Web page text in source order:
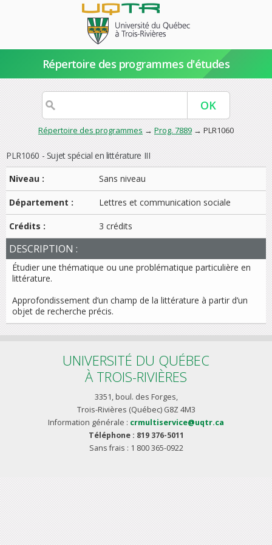
Répertoire des programmes d'études
Répertoire des programmes → Prog. 7889 → PLR1060
PLR1060 - Sujet spécial en littérature III
Niveau :
Sans niveau
Département : Lettres et communication sociale
Crédits : 3 crédits
DESCRIPTION :
Étudier une thématique ou une problématique particulière en
littérature.
Approfondissement d’un champ de la littérature à partir d’un
objet de recherche précis.
UNIVERSITÉ DU QUÉBEC
À TROIS-RIVIÈRES
3351, boul. des Forges,
Trois-Rivières (Québec) G8Z 4M3
Information générale : crmultiservice@uqtr.ca
Téléphone : 819 376-5011
Sans frais : 1 800 365-0922